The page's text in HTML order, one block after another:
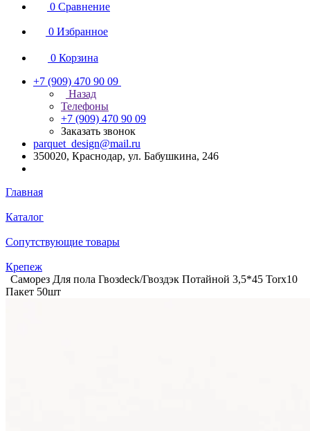
0 Сравнение
0 Избранное
0 Корзина
+7 (909) 470 90 09
Назад
Телефоны
+7 (909) 470 90 09
Заказать звонок
parquet_design@mail.ru
350020, Краснодар, ул. Бабушкина, 246
Главная
Каталог
Сопутствующие товары
Крепеж
Саморез Для пола Гвозdeck/Гвоздэк Потайной 3,5*45 Torx10
Пакет 50шт